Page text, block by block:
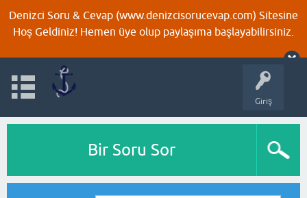
Denizci Soru & Cevap (www.denizcisorucevap.com) Sitesine
Hoş Geldiniz! Hemen üye olup paylaşıma başlayabilirsiniz.
Giriş
Bir Soru Sor